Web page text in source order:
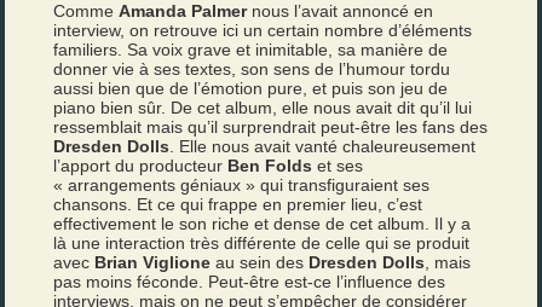
CommeAmanda Palmernous l’avait annoncé en
interview, on retrouve ici un certain nombre d’éléments
familiers. Sa voix grave et inimitable, sa manière de
donner vie à ses textes, son sens de l’humour tordu
aussi bien que de l’émotion pure, et puis son jeu de
piano bien sûr. De cet album, elle nous avait dit qu’il lui
ressemblait mais qu’il surprendrait peut-être les fans des
Dresden Dolls . Elle nous avait vanté chaleureusement
l’apport du producteur Ben Folds et ses
« arrangements géniaux » qui transfiguraient ses
chansons. Et ce qui frappe en premier lieu, c’est
effectivement le son riche et dense de cet album. Il y a
là une interaction très différente de celle qui se produit
avec Brian Viglione au sein des Dresden Dolls , mais
pas moins féconde. Peut-être est-ce l’influence des
interviews, mais on ne peut s’empêcher de considérer